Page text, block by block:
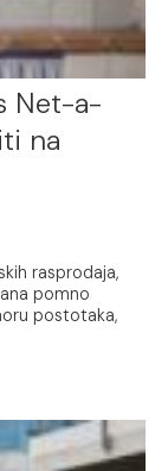
Net-a-
na
rasprodaja,
pomno
postotaka,